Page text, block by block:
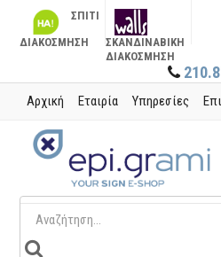
ΣΠΙΤΙ
ΔΙΑΚΟΣΜΗΣΗ
ΣΚΑΝΔΙΝΑΒΙΚΗ
ΔΙΑΚΟΣΜΗΣΗ
Αρχική Εταιρία Υπηρεσίες